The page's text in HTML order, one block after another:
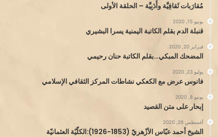
مُقارَبات ثَقافِيَّة وأَدَبِيَّة – الحلقة الأولى
يونيو 15, 2020
قنبلة الدم بقلم الكاتبة اليمنية يسرا البشيري
فبراير 20, 2020
المضحك المبكي…بقلم الكاتبة حنان رحيمي
يوليو 23, 2020
فانوس عرض مع الكعكي نشاطات المركز الثقافي الإسلامي
يونيو 8, 2020
إبحار على متن القصيد
أغسطس 26, 2020
الشيخ أحمد عبّاس الأزْهريّ (1853-1926):الكلّيّة العثمانيّة